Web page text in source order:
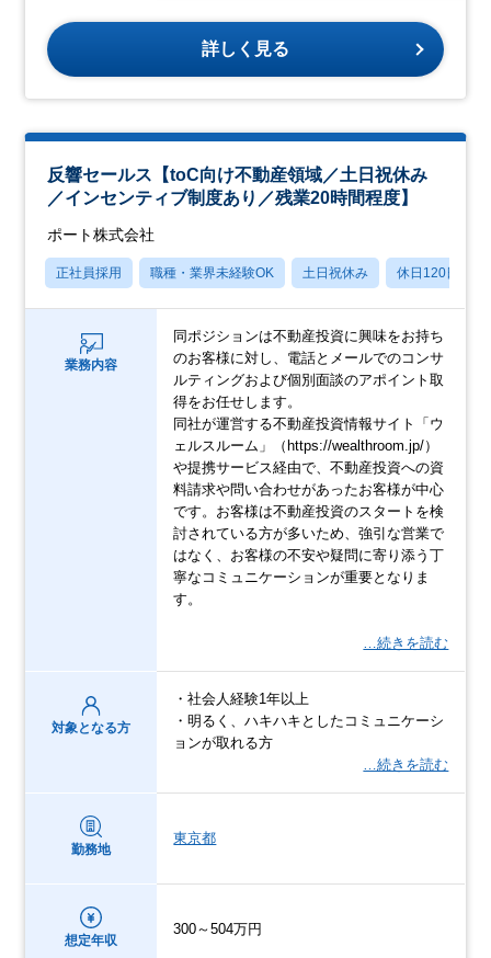
詳しく見る
反響セールス【toC向け不動産領域／土日祝休み
／インセンティブ制度あり／残業20時間程度】
ポート株式会社
正社員採用 職種・業界未経験OK 土日祝休み 休日120日以上
業務内容
同ポジションは不動産投資に興味をお持ち
のお客様に対し、電話とメールでのコンサ
ルティングおよび個別面談のアポイント取
得をお任せします。
同社が運営する不動産投資情報サイト「ウ
ェルスルーム」（https://wealthroom.jp/）
や提携サービス経由で、不動産投資への資
料請求や問い合わせがあったお客様が中心
です。お客様は不動産投資のスタートを検
討されている方が多いため、強引な営業で
はなく、お客様の不安や疑問に寄り添う丁
寧なコミュニケーションが重要となりま
す。
…続きを読む
対象となる方
・社会人経験1年以上
・明るく、ハキハキとしたコミュニケーシ
ョンが取れる方
…続きを読む
勤務地
東京都
想定年収
300～504万円